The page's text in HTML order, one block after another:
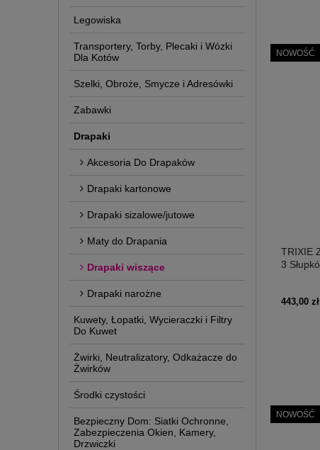
Legowiska
Transportery, Torby, Plecaki i Wózki
Dla Kotów
Szelki, Obroże, Smycze i Adresówki
Zabawki
Drapaki
Akcesoria Do Drapaków
Drapaki kartonowe
Drapaki sizalowe/jutowe
Maty do Drapania
Drapaki wiszące
Drapaki narożne
Kuwety, Łopatki, Wycieraczki i Filtry
Do Kuwet
Żwirki, Neutralizatory, Odkażacze do
Żwirków
Środki czystości
Bezpieczny Dom: Siatki Ochronne,
Zabezpieczenia Okien, Kamery,
Drzwiczki
TRIXIE
3
443,00 zł
NOWOŚĆ
NOWOŚĆ